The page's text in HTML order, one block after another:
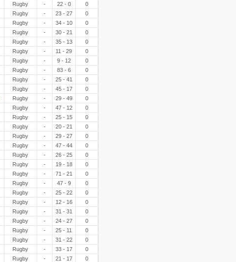
Rugby - 22 - 0
0
Rugby - 23 - 27
0
Rugby - 34 - 10
0
Rugby - 30 - 21
0
Rugby - 35 - 13
0
Rugby - 11 - 29
0
Rugby - 9 - 12
0
Rugby - 83 - 6
0
Rugby - 25 - 41
0
Rugby - 45 - 17
0
Rugby - 29 - 49
0
Rugby - 47 - 12
0
Rugby - 25 - 15
0
Rugby - 20 - 21
0
Rugby - 29 - 27
0
Rugby - 47 - 44
0
Rugby - 26 - 25
0
Rugby - 19 - 18
0
Rugby - 71 - 21
0
Rugby - 47 - 9
0
Rugby - 25 - 22
0
Rugby - 12 - 16
0
Rugby - 31 - 31
0
Rugby - 24 - 27
0
Rugby - 25 - 11
0
Rugby - 31 - 22
0
Rugby - 33 - 17
0
Rugby - 21 - 17
0